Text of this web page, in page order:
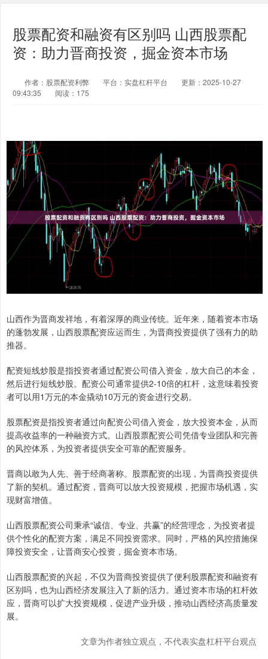
股票配资和融资有区别吗 山西股票配
资：助力晋商投资，掘金资本市场
作者：股票配资利弊 平台：实盘杠杆平台
更新：2025-10-27
09:43:35
阅读：175
山西作为晋商发祥地，有着深厚的商业传统。近年来，随着资本市场
的蓬勃发展，山西股票配资应运而生，为晋商投资提供了强有力的助
推器。
配资短线炒股是指投资者通过配资公司借入资金，放大自己的本金，
然后进行短线炒股。配资公司通常提供2-10倍的杠杆，这意味着投资
者可以用1万元的本金撬动10万元的资金进行交易。
股票配资是指投资者通过向配资公司借入资金，放大投资本金，从而
提高收益率的一种融资方式。山西股票配资公司凭借专业团队和完善
的风控体系，为投资者提供安全可靠的配资服务。
晋商以敢为人先、善于经商著称。股票配资的出现，为晋商投资提供
了新的契机。通过配资，晋商可以放大投资规模，把握市场机遇，实
现财富增值。
山西股票配资公司秉承“诚信、专业、共赢”的经营理念，为投资者提
供个性化的配资方案，满足不同投资需求。同时，严格的风控措施保
障投资安全，让晋商安心投资，掘金资本市场。
山西股票配资的兴起，不仅为晋商投资提供了便利股票配资和融资有
区别吗，也为山西经济发展注入了新的活力。通过资本市场的杠杆效
应，晋商可以扩大投资规模，促进产业升级，推动山西经济高质量发
展。
文章为作者独立观点，不代表实盘杠杆平台观点